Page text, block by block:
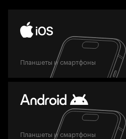
Планшеты и смартфоны
Планшеты и смартфоны